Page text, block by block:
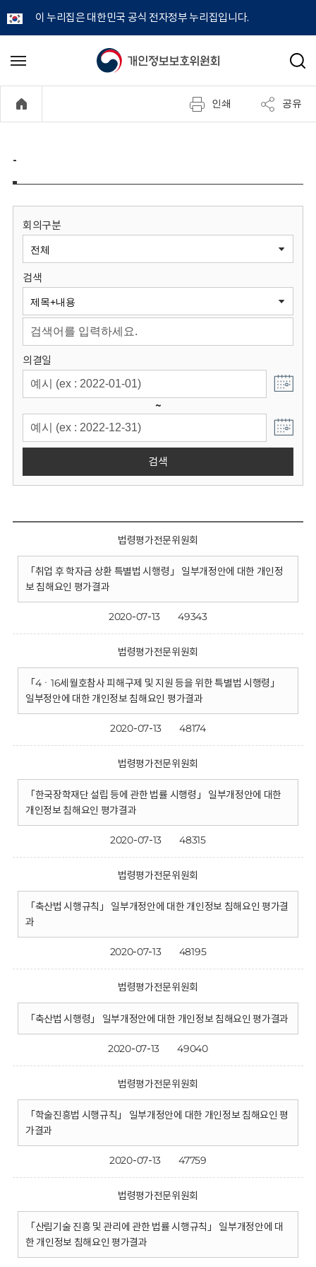
이 누리집은 대한민국 공식 전자정부 누리집입니다.
개
정
보
원
회
메
기
검
인쇄 공유
-
회의구분
검색
의결일
~
검색
법령평가전문위원회
「취업 후 학자금 상환 특별법 시행령」 일부개정안에 대한 개인정
보 침해요인 평가결과
2020-07-13 49343
법령평가전문위원회
「4ㆍ16세월호참사 피해구제 및 지원 등을 위한 특별법 시행령」
일부정안에 대한 개인정보 침해요인 평가결과
2020-07-13 48174
법령평가전문위원회
「한국장학재단 설립 등에 관한 법률 시행령」 일부개정안에 대한
개인정보 침해요인 평갸결과
2020-07-13 48315
법령평가전문위원회
「축산법 시행규칙」 일부개정안에 대한 개인정보 침해요인 평가결
과
2020-07-13 48195
법령평가전문위원회
「축산법 시행령」 일부개정안에 대한 개인정보 침해요인 평가결과
2020-07-13 49040
법령평가전문위원회
「학술진흥법 시행규칙」 일부개정안에 대한 개인정보 침해요인 평
가결과
2020-07-13 47759
법령평가전문위원회
「산림기술 진흥 및 관리에 관한 법률 시행규칙」 일부개정안에 대
한 개인정보 침해요인 평가결과